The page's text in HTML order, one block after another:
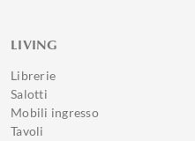
LIVING
Librerie
Salotti
Mobili ingresso
Tavoli